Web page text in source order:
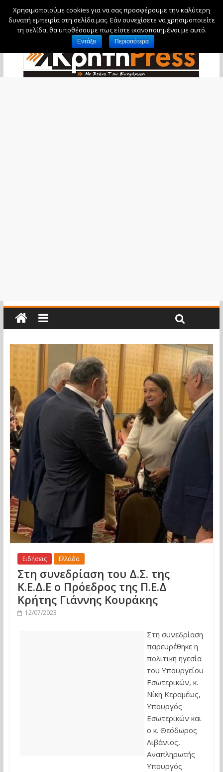
Κυριακή, 9 Αυγούστου, 2026
Ειδήσεις Ελλάδα
Στη συνεδρίαση του Δ.Σ. της
Κ.Ε.Δ.Ε ο Πρόεδρος της Π.Ε.Δ
Κρήτης Γιάννης Κουράκης
12/07/2023
Στη συνεδρίαση
παρευρέθηκε η
πολιτική ηγεσία
του Υπουργείου
Εσωτερικών, κ.
Νίκη Κεραμέως,
Υπουργός
Εσωτερικών και
ο κ. Θεόδωρος
Λιβάνιος,
Αναπληρωτής
Υπουργός
Χρησιμοποιούμε cookies για να σας προσφέρουμε την καλύτερη
δυνατή εμπειρία στη σελίδα μας. Εάν συνεχίσετε να χρησιμοποιείτε
τη σελίδα, θα υποθέσουμε πως είστε ικανοποιημένοι με αυτό.
Εντάξει Περισσότερα